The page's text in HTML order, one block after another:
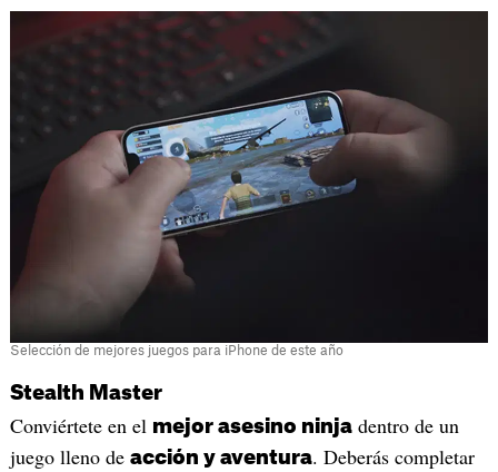
Selección de mejores juegos para iPhone de este año
Stealth Master
Conviértete en el mejor asesino ninjadentro de un
juego lleno de acción y aventura. Deberás completar